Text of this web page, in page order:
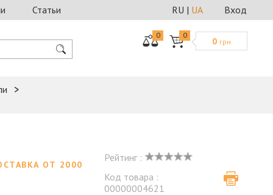
Статьи Вход
RU | UA
0 0
0 грн
Рейтинг :
Код товара :
00000004621
ОТ 2000